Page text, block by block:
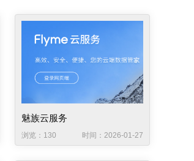
魅族云服务
浏览：130 时间：2026-01-27